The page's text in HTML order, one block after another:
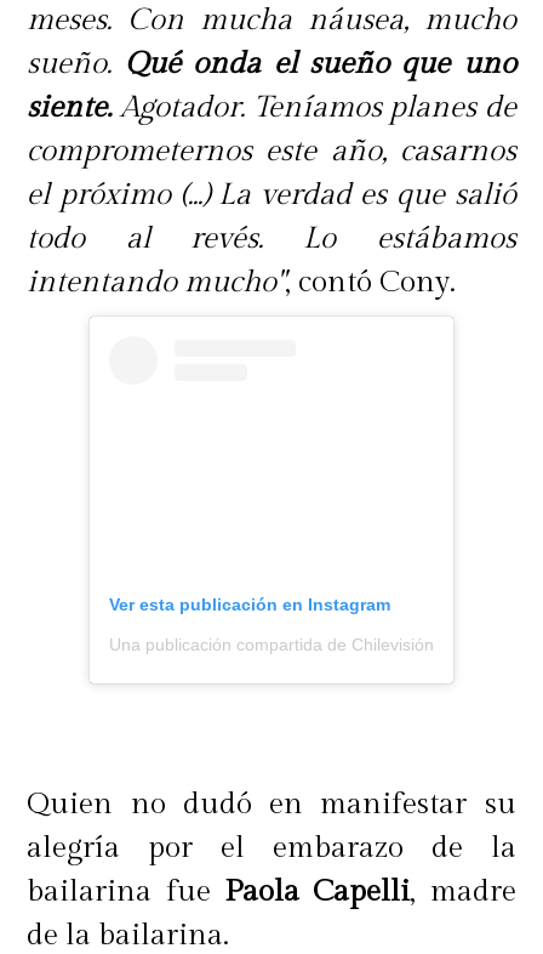
meses. Con mucha náusea, mucho
sueño. Qué onda el sueño que uno
siente.Agotador. Teníamos planes de
comprometernos este año, casarnos
el próximo (...) La verdad es que salió
todo al revés. Lo estábamos
intentando mucho", contó Cony.
Ver esta publicación en Instagram
Una publicación compartida de Chilevisión
Quien no dudó en manifestar su
alegría por el embarazo de la
bailarina fue Paola Capelli, madre
de la bailarina.